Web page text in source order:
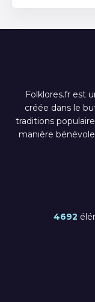
Folklores.fr est
créée dans le
traditions
manière
4692